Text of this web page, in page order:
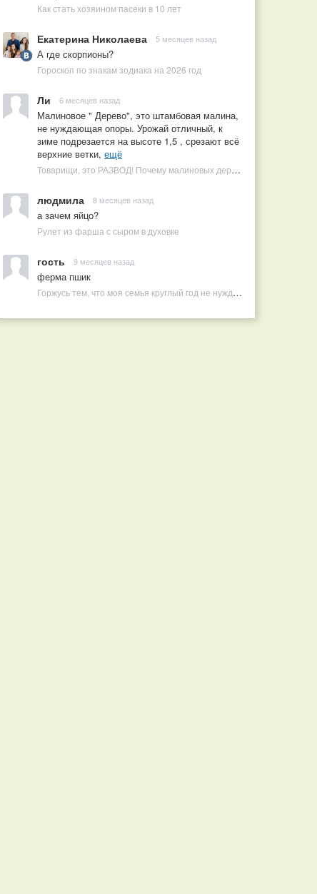
Как стать хозяином пасеки в 10 лет
Екатерина Николаева 5 месяцев назад
А где скорпионы?
Гороскоп по знакам зодиака на 2026 год
Ли 6 месяцев назад
Малиновое " Дерево", это штамбовая малина,
не нуждающая опоры. Урожай отличный, к
зиме подрезается на высоте 1,5 , срезают всё
верхние ветки, ещё
Товарищи, это РАЗВОД! Почему малиновых деревьев не бывает, или Как ушлые продавцы наживаются на мечтах садоводов
людмила 8 месяцев назад
а зачем яйцо?
Рулет из фарша с сыром в духовке
гость 9 месяцев назад
ферма пшик
Горжусь тем, что моя семья круглый год не нуждается в покупных витаминах